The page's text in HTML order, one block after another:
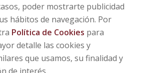
poder mostrarte publicidad
hábitos de navegación. Por
Política de Cookies para
detalle las cookies y
que usamos, su finalidad y